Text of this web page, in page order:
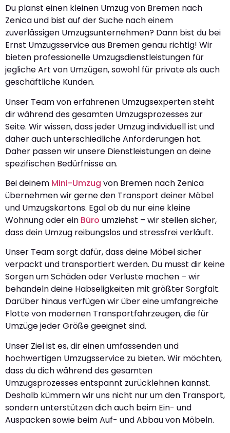
Du planst einen kleinen Umzug von Bremen nach
Zenica und bist auf der Suche nach einem
zuverlässigen Umzugsunternehmen? Dann bist du bei
Ernst Umzugsservice aus Bremen genau richtig! Wir
bieten professionelle Umzugsdienstleistungen für
jegliche Art von Umzügen, sowohl für private als auch
geschäftliche Kunden.
Unser Team von erfahrenen Umzugsexperten steht
dir während des gesamten Umzugsprozesses zur
Seite. Wir wissen, dass jeder Umzug individuell ist und
daher auch unterschiedliche Anforderungen hat.
Daher passen wir unsere Dienstleistungen an deine
spezifischen Bedürfnisse an.
Bei deinem Mini-Umzug von Bremen nach Zenica
übernehmen wir gerne den Transport deiner Möbel
und Umzugskartons. Egal ob du nur eine kleine
Wohnung oder ein Büro umziehst – wir stellen sicher,
dass dein Umzug reibungslos und stressfrei verläuft.
Unser Team sorgt dafür, dass deine Möbel sicher
verpackt und transportiert werden. Du musst dir keine
Sorgen um Schäden oder Verluste machen – wir
behandeln deine Habseligkeiten mit größter Sorgfalt.
Darüber hinaus verfügen wir über eine umfangreiche
Flotte von modernen Transportfahrzeugen, die für
Umzüge jeder Größe geeignet sind.
Unser Ziel ist es, dir einen umfassenden und
hochwertigen Umzugsservice zu bieten. Wir möchten,
dass du dich während des gesamten
Umzugsprozesses entspannt zurücklehnen kannst.
Deshalb kümmern wir uns nicht nur um den Transport,
sondern unterstützen dich auch beim Ein- und
Auspacken sowie beim Auf- und Abbau von Möbeln.